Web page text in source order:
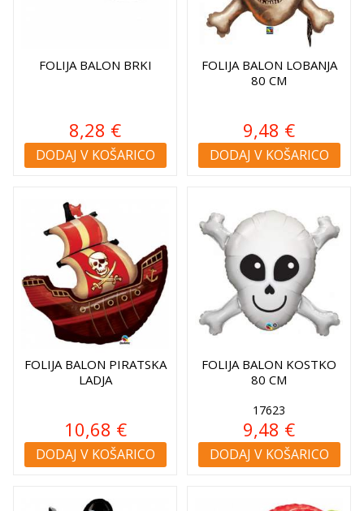
FOLIJA BALON BRKI
8,28 €
DODAJ V KOŠARICO
FOLIJA BALON LOBANJA
80 CM
9,48 €
DODAJ V KOŠARICO
FOLIJA BALON PIRATSKA
LADJA
10,68 €
DODAJ V KOŠARICO
FOLIJA BALON KOSTKO
80 CM
17623
9,48 €
DODAJ V KOŠARICO